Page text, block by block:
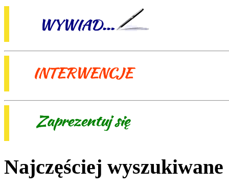
Najczęściej wyszukiwane